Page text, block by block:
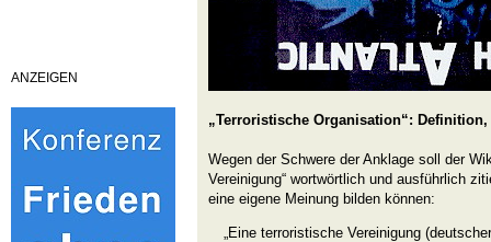
ANZEIGEN
„Terroristische Organisation“:
Wegen der Schwere der Anklage soll der
Vereinigung“ wortwörtlich und ausführlich
eine eigene Meinung bilden können:
„Eine terroristische Vereinigung